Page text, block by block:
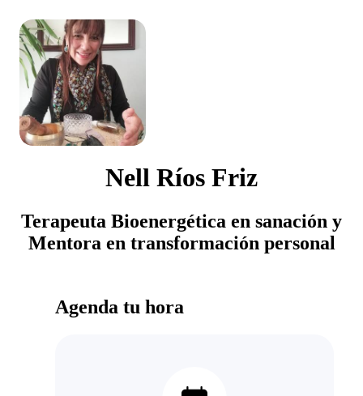
Nell Ríos Friz
Terapeuta Bioenergética en sanación y
Mentora en transformación personal
Agenda tu hora